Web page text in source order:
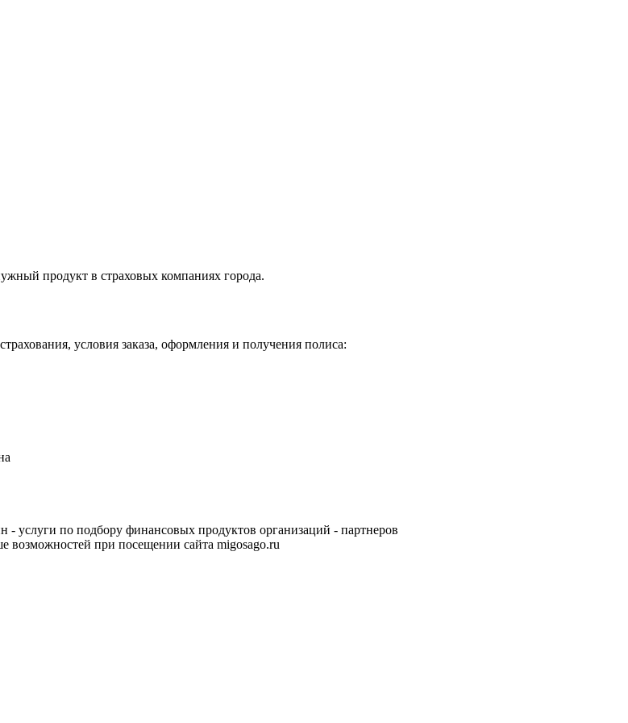
продукт в страховых компаниях города.
условия заказа, оформления и получения полиса:
услуги по подбору финансовых продуктов организаций - партнеров
возможностей при посещении сайта migosago.ru